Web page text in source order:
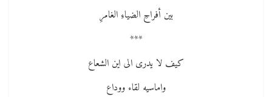
بين أفراحِ الضياءِ الغامرِ
***
كیف لا یدرى الى این الشعاع
واماسیه لقاء ووداع